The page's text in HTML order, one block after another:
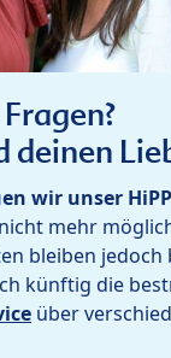
deinen
wir unser
mehr
bleiben jedoch
künftig die
über